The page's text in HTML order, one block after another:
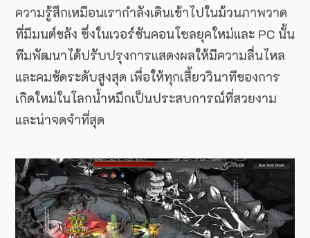
ความรู้สึกเหมือนเรากำลังเดินเข้าไปในม้วนภาพวาด
ที่มีมนต์ขลัง ซึ่งในเวอร์ชันคอนโซลยุคใหม่และ PC นั้น
ทีมพัฒนาได้ปรับปรุงการแสดงผลให้มีความลื่นไหล
และคมชัดระดับสูงสุด เพื่อให้ทุกเสี้ยววินาทีของการ
เกิดใหม่ในโลกน้ำหมึกเป็นประสบการณ์ที่สวยงาม
และน่าจดจำที่สุด